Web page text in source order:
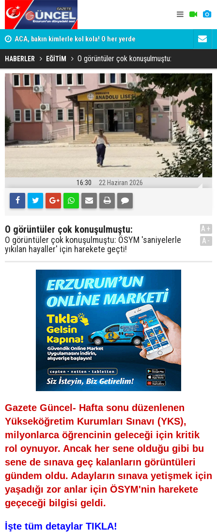
ACA, bakın kimlerle kol kola! O her yerde ADALET
HABERLER EĞİTİM O görüntüler çok konuşulmuştu:
16:30 22 Haziran 2026
O görüntüler çok konuşulmuştu:
O görüntüler çok konuşulmuştu: ÖSYM 'saniyelerle
yıkılan hayaller' için harekete geçti!
A+
A-
Gazete Güncel- Hafta sonu düzenlenen
Yükseköğretim Kurumları Sınavı (YKS),
milyonlarca öğrencinin geleceği için kritik
rol oynuyor. Ancak her sene olduğu gibi bu
sene de sınava geç kalanların görüntüleri
gündem oldu. Adayların sınava yetişmek için
yaşadığı zor anlar için ÖSYM'nin harekete
geçeceği bilgisi geldi.
İşte tüm detaylar TIKLA!